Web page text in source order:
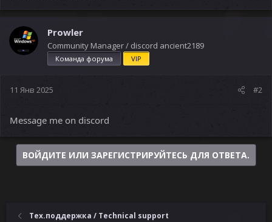
Prowler
Community Manager / discord ancient2189
Команда форума VIP
11 Янв 2025 #2
Message me on discord
ВОЙДИТЕ ИЛИ ЗАРЕГИСТРИРУЙТЕСЬ ДЛЯ ОТВЕТА.
Тех.поддержка / Technical support